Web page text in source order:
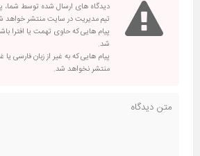
دیدگاه های ارسال شده توسط شما،
تیم مدیریت در سایت منتشر خواهد
پیام هایی که حاوی تهمت یا افترا
شد.
پیام هایی که به غیر از زبان فارسی یا
منتشر نخواهد شد.